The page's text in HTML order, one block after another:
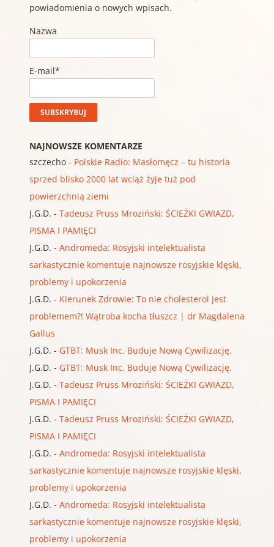
powiadomienia o nowych wpisach.
Nazwa
E-mail*
NAJNOWSZE KOMENTARZE
szczecho- Polskie Radio: Masłomęcz – tu historia
sprzed blisko 2000 lat wciąż żyje tuż pod
powierzchnią ziemi
J.G.D. - Tadeusz Pruss Mroziński: ŚCIEŻKI GWIAZD,
PISMA I PAMIĘCI
J.G.D. - Andromeda: Rosyjski intelektualista
sarkastycznie komentuje najnowsze rosyjskie klęski,
problemy i upokorzenia
J.G.D. - Kierunek Zdrowie: To nie cholesterol jest
problemem?! Wątroba kocha tłuszcz | dr Magdalena
Gallus
J.G.D. - GTBT: Musk Inc. Buduje Nową Cywilizację.
J.G.D. - GTBT: Musk Inc. Buduje Nową Cywilizację.
J.G.D. - Tadeusz Pruss Mroziński: ŚCIEŻKI GWIAZD,
PISMA I PAMIĘCI
J.G.D. - Tadeusz Pruss Mroziński: ŚCIEŻKI GWIAZD,
PISMA I PAMIĘCI
J.G.D. - Andromeda: Rosyjski intelektualista
sarkastycznie komentuje najnowsze rosyjskie klęski,
problemy i upokorzenia
J.G.D. - Andromeda: Rosyjski intelektualista
sarkastycznie komentuje najnowsze rosyjskie klęski,
problemy i upokorzenia